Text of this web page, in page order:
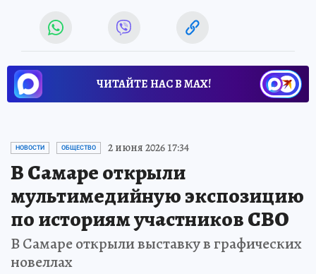
ЧИТАЙТЕ НАС В МАХ!
НОВОСТИ ОБЩЕСТВО 2 июня 2026 17:34
В Самаре открыли
мультимедийную экспозицию
по историям участников СВО
В Самаре открыли выставку в графических
новеллах